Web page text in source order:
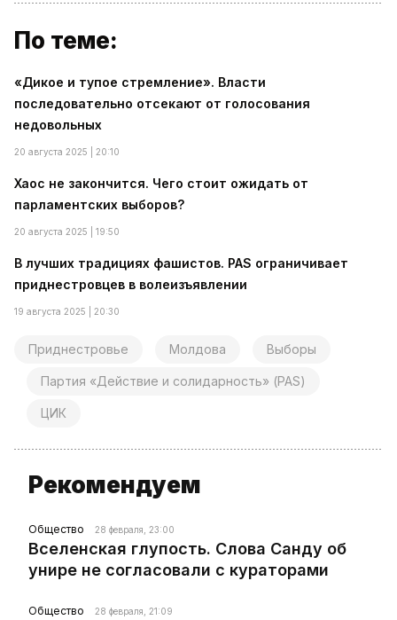
По теме:
«Дикое и тупое стремление». Власти
последовательно отсекают от голосования
недовольных
20 августа 2025 | 20:10
Хаос не закончится. Чего стоит ожидать от
парламентских выборов?
20 августа 2025 | 19:50
В лучших традициях фашистов. PAS ограничивает
приднестровцев в волеизъявлении
19 августа 2025 | 20:30
Приднестровье Молдова Выборы
Партия «Действие и солидарность» (PAS)
ЦИК
Рекомендуем
Общество 28 февраля, 23:00
Вселенская глупость. Слова Санду об
унире не согласовали с кураторами
Общество 28 февраля, 21:09